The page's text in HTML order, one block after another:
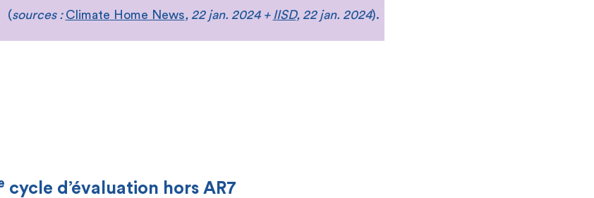
(sources : Climate Home News, 22 jan. 2024 + IISD, 22 jan. 2024).
cycle d’évaluation hors AR7